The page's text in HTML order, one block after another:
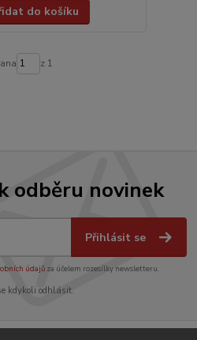
do košíku
z 1
odběru novinek
Přihlásit se
údajůza účelem rozesílky newsletteru.
kdykoli odhlásit.